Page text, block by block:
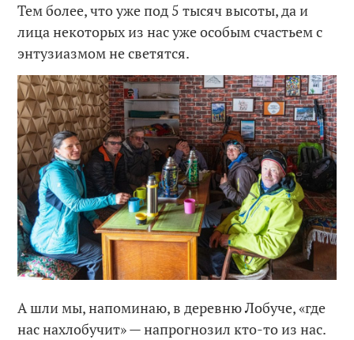
Тем более, что уже под 5 тысяч высоты, да и
лица некоторых из нас уже особым счастьем с
энтузиазмом не светятся.
А шли мы, напоминаю, в деревню Лобуче, «где
нас нахлобучит» — напрогнозил кто-то из нас.